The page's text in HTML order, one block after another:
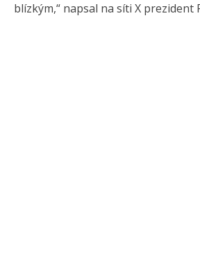
blízkým,“ napsal na síti X prezident